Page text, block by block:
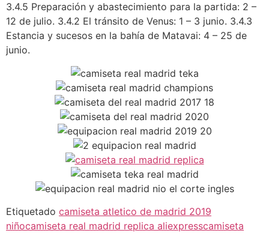
3.4.5 Preparación y abastecimiento para la partida: 2 –
12 de julio. 3.4.2 El tránsito de Venus: 1 – 3 junio. 3.4.3
Estancia y sucesos en la bahía de Matavai: 4 – 25 de
junio.
Etiquetado camiseta atletico de madrid 2019
niñocamiseta real madrid replica aliexpresscamiseta